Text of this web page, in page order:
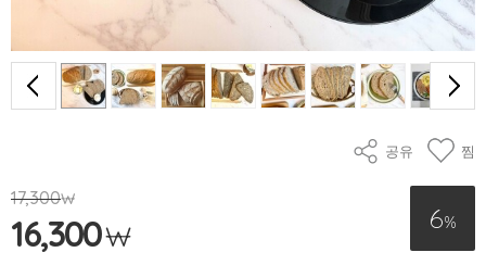
공유 찜
6%
17,300₩
16,300₩